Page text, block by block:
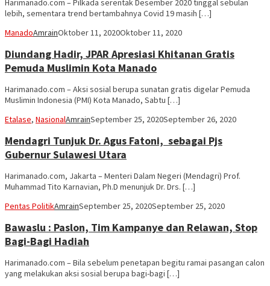
Harimanado.com – Pilkada serentak Desember 2020 tinggal sebulan
lebih, sementara trend bertambahnya Covid 19 masih […]
ManadoAmrainOktober 11, 2020Oktober 11, 2020
Diundang Hadir, JPAR Apresiasi Khitanan Gratis
Pemuda Muslimin Kota Manado
Harimanado.com – Aksi sosial berupa sunatan gratis digelar Pemuda
Muslimin Indonesia (PMI) Kota Manado, Sabtu […]
Etalase, NasionalAmrainSeptember 25, 2020September 26, 2020
Mendagri Tunjuk Dr. Agus Fatoni, sebagai Pjs
Gubernur Sulawesi Utara
Harimanado.com, Jakarta – Menteri Dalam Negeri (Mendagri) Prof.
Muhammad Tito Karnavian, Ph.D menunjuk Dr. Drs. […]
Pentas PolitikAmrainSeptember 25, 2020September 25, 2020
Bawaslu : Paslon, Tim Kampanye dan Relawan, Stop
Bagi-Bagi Hadiah
Harimanado.com – Bila sebelum penetapan begitu ramai pasangan calon
yang melakukan aksi sosial berupa bagi-bagi […]